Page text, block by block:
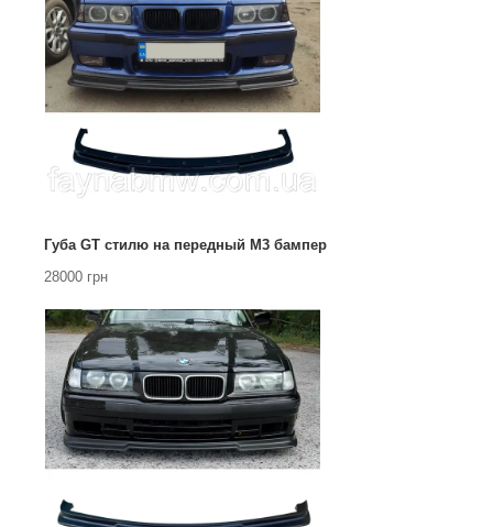
Губа GT стилю на передный М3 бампер
28000 грн